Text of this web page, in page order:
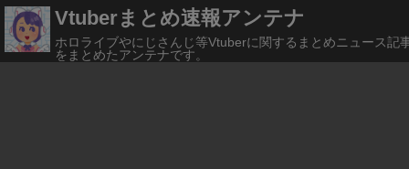
Vtuberまとめ速報アンテナ
ホロライブやにじさんじ等Vtuberに関するまとめニュース記
をまとめたアンテナです。